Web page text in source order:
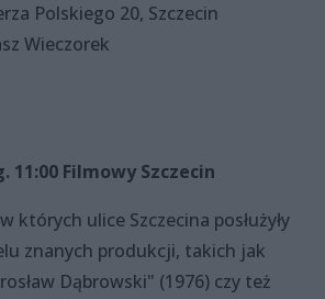
Polskiego 20, Szczecin
Wieczorek
11:00 Filmowy Szczecin
których ulice Szczecina posłużyły
znanych produkcji, takich jak
Dąbrowski" (1976) czy też